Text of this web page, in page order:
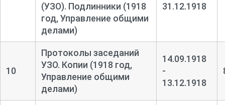
(УЗО). Подлинники (1918
год, Управление общими
делами)
31.12.1918
10
Протоколы заседаний
УЗО. Копии (1918 год,
Управление общими
делами)
14.09.1918
-
13.12.1918